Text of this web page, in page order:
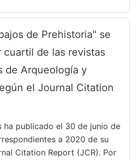
de Prehistoria" se
cuartil de las revistas
de Arqueología y
el Journal Citation
ha publicado el 30 de junio de
a 2020 de su
Citation Report (JCR). Por